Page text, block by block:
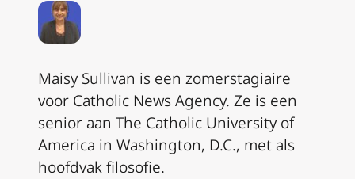
Maisy Sullivan is een zomerstagiaire
voor Catholic News Agency. Ze is een
senior aan The Catholic University of
America in Washington, D.C., met als
hoofdvak filosofie.